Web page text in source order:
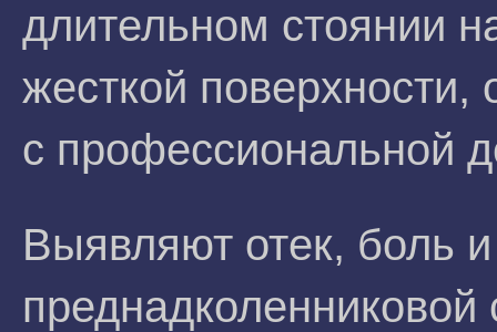
длительном стоянии
жесткой поверхности,
с профессиональной
Выявляют отек, боль
преднадколенниковой